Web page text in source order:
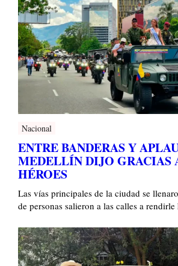
Nacional
ENTRE BANDERAS Y
MEDELLÍN DIJO GRACIAS
HÉROES
Las vías principales de la ciudad se
de personas salieron a las calles a